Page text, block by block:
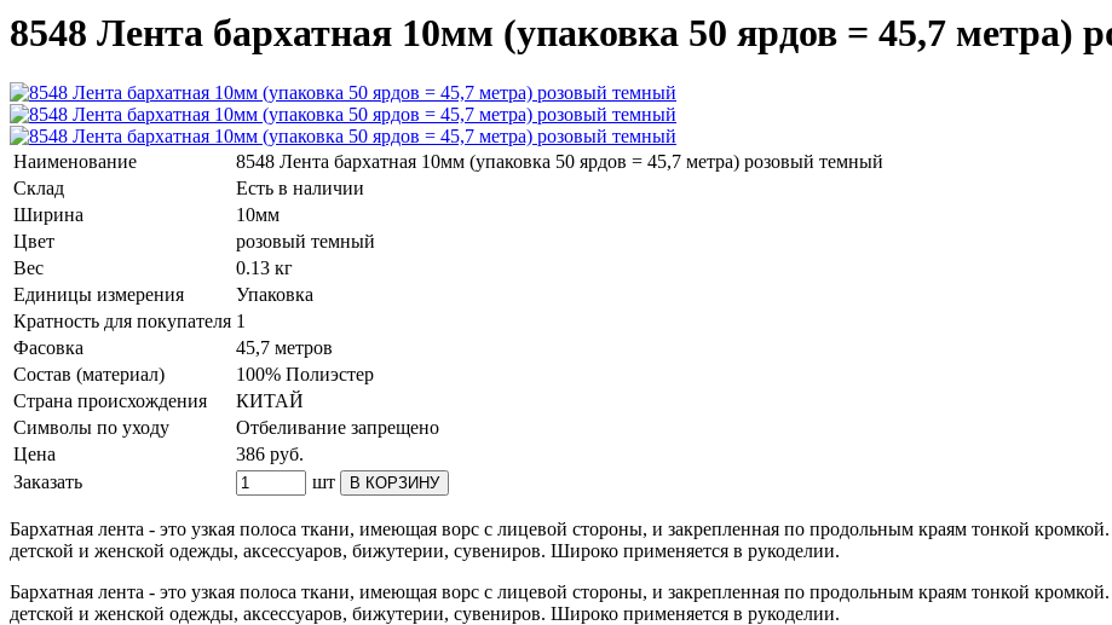
8548 Лента бархатная 10мм (упаковка 50 ярдов = 45,7 метра)
Наименование
8548 Лента бархатная 10мм (упаковка 50 ярдов = 45,7 метра) розовый темный
Склад
Есть в наличии
Ширина
10мм
Цвет
розовый темный
Вес
0.13 кг
Единицы измерения
Упаковка
Кратность для покупателя 1
Фасовка
45,7 метров
Состав (материал)
100% Полиэстер
Страна происхождения
КИТАЙ
Символы по уходу
Отбеливание запрещено
Цена
386 руб.
Заказать
шт В КОРЗИНУ
Бархатная лента - это узкая полоса ткани, имеющая ворс с лицевой стороны, и закрепленная по продольным краям тонкой
детской и женской одежды, аксессуаров, бижутерии, сувениров. Широко применяется в рукоделии.
Бархатная лента - это узкая полоса ткани, имеющая ворс с лицевой стороны, и закрепленная по продольным краям тонкой
детской и женской одежды, аксессуаров, бижутерии, сувениров. Широко применяется в рукоделии.